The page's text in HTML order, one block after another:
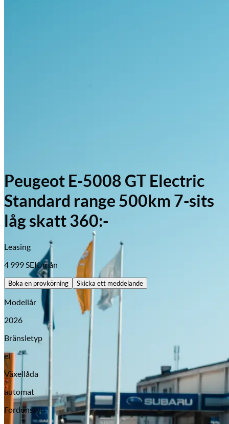
Opel
Peugeot E-5008 GT Electric
Standard range 500km 7-sits
låg skatt 360:-
Leasing
4 999 SEK/mån
Boka en provkörning Skicka ett meddelande
Modellår
2026
Bränsletyp
el
Växellåda
automat
Fordonstyp